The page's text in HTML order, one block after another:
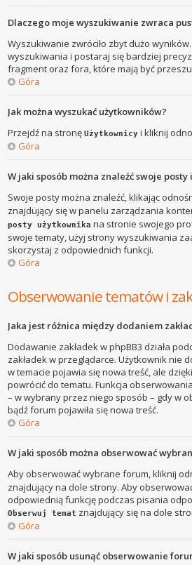
Dlaczego moje wyszukiwanie zwraca
Wyszukiwanie zwróciło zbyt dużo
wyszukiwania i postaraj się bardziej
fragment oraz fora, które mają być
Góra
Jak można wyszukać użytkowników?
Przejdź na stronęUżytkownicy i kliknij
Góra
W jaki sposób można znaleźć swoje posty
Swoje posty można znaleźć, klikając
znajdujący się w panelu zarządzania
posty użytkownika na stronie swojego
swoje tematy, użyj strony wyszukiwania
skorzystaj z odpowiednich funkcji.
Góra
Obserwowanie tematów i
Jaka jest różnica między dodaniem
Dodawanie zakładek w phpBB3 działa
zakładek w przeglądarce. Użytkownik nie
w temacie pojawia się nowa treść, ale
powrócić do tematu. Funkcja
– w wybrany przez niego sposób – gdy w
bądź forum pojawiła się nowa treść.
Góra
W jaki sposób można obserwować
Aby obserwować wybrane forum, kliknij
znajdujący na dole strony. Aby
odpowiednią funkcję podczas pisania
Obserwuj temat znajdujący się na dole
Góra
W jaki sposób usunąć obserwowanie